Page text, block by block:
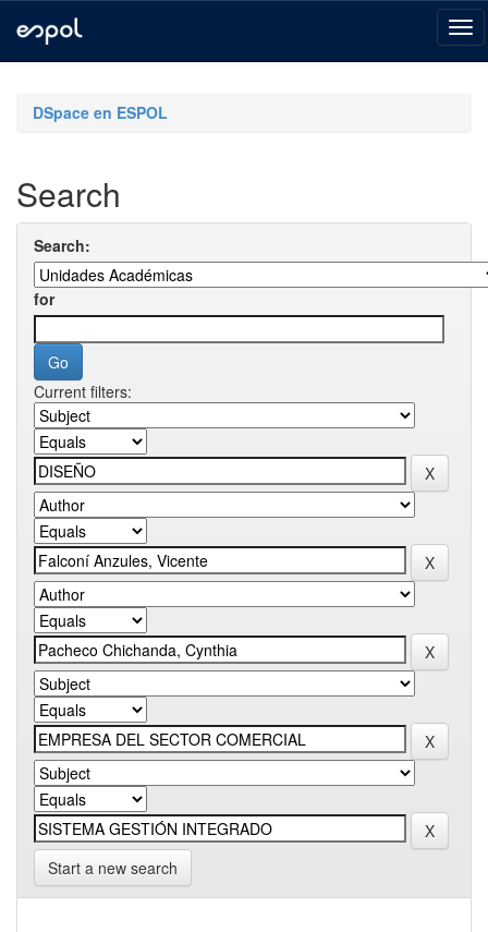
navigationDSpace en ESPOL
Search
Search:
for
Current filters:
Start a new search